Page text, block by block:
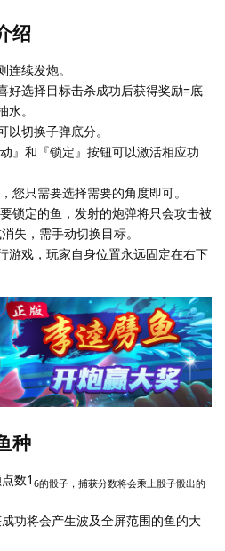
绍
续发炮。
好选择目标击杀成功后获得奖励=底
。
切换子弹底分。
』和『锁定』按钮可以激活相应功
您只需要选择需要的角度即可。
锁定的鱼，发射的炮弹将只会攻击被
失，需手动切换目标。
游戏，玩家自身位置永远固定在右下
种
数1 6的骰子，捕获分数将会乘上骰子骰出的
功将会产生波及全屏范围的鱼的大